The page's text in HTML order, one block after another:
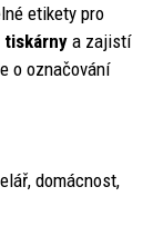
etikety pro
tiskárny a zajistí
o označování
domácnost,